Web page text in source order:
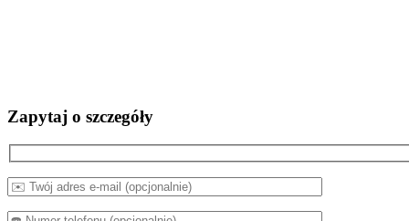
Zapytaj o szczegóły